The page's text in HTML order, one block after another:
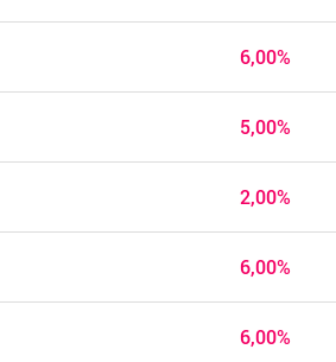
6,00%
5,00%
2,00%
6,00%
6,00%